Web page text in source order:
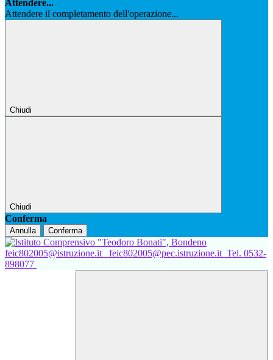
Attendere...
Attendere il completamento dell'operazione...
Chiudi
Chiudi
Conferma
Annulla Conferma
feic802005@istruzione.it feic802005@pec.istruzione.it Tel. 0532-
898077